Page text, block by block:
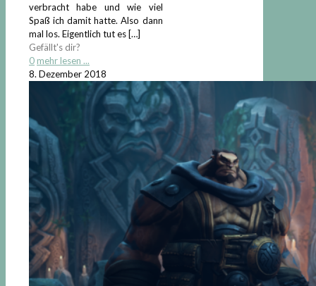
verbracht habe und wie viel
Spaß ich damit hatte. Also dann
mal los. Eigentlich tut es[…]
Gefällt's dir?
0 mehr lesen ...
8. Dezember 2018